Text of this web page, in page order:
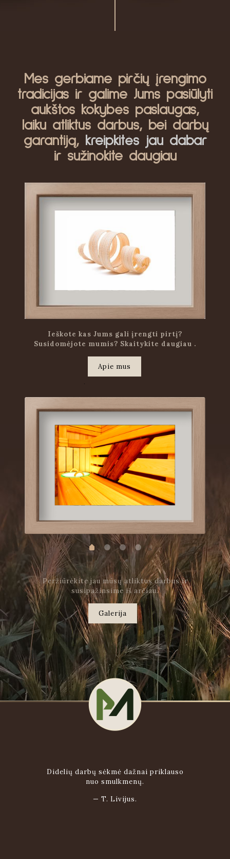
Mes gerbiame pirčių įrengimo
tradicijas ir galime Jums pasiūlyti
aukštos kokybės paslaugas,
laiku atliktus darbus, bei darbų
garantiją, kreipkitės jau dabar
ir sužinokite daugiau
Ieškote kas Jums gali įrengti pirtį?
Susidomėjote mumis? Skaitykite daugiau .
.
Apie mus
Peržiūrėkite jau mūsų atliktus darbus ir
susipažinsime iš arčiau.
Galerija
Didelių darbų sėkmė dažnai priklauso
nuo smulkmenų.
— T. Livijus.